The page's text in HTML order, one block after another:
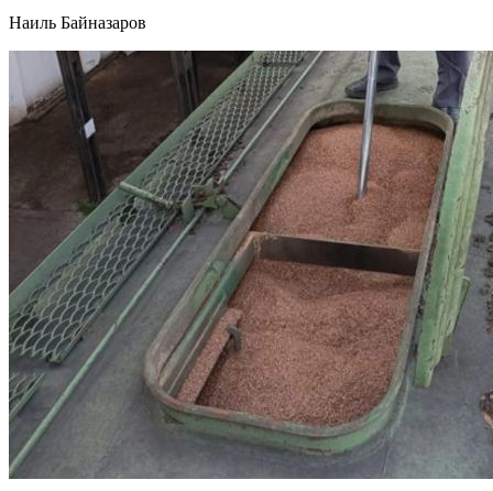
Наиль Байназаров